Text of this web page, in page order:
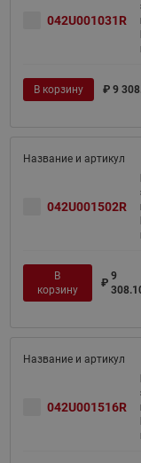
042U001031R
В корзину ₽ 9
042U001502R
В
корзину
₽
9
042U001516R